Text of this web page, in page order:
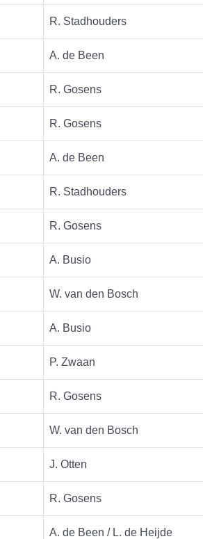
R. Stadhouders
A. de Been
R. Gosens
R. Gosens
A. de Been
R. Stadhouders
R. Gosens
A. Busio
W. van den Bosch
A. Busio
P. Zwaan
R. Gosens
W. van den Bosch
J. Otten
R. Gosens
A. de Been / L. de Heijde